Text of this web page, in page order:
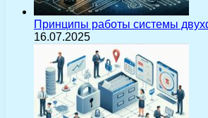
Принципы работы системы
16.07.2025